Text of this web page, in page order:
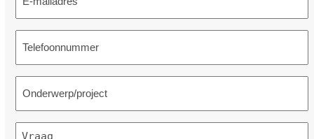
mailadres(Vereist)
Bericht